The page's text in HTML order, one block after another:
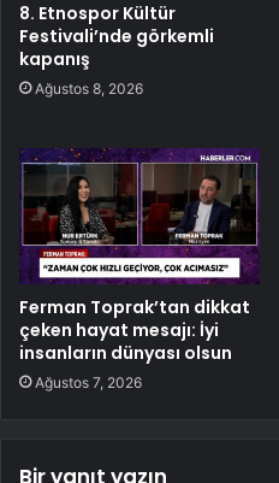
8. Etnospor Kültür
Festivali’nde görkemli
kapanış
Ağustos 8, 2026
Ferman Toprak’tan dikkat
çeken hayat mesajı: İyi
insanların dünyası olsun
Ağustos 7, 2026
Bir yanıt yazın